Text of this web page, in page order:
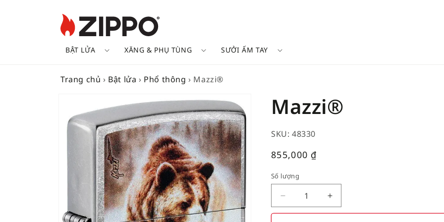
BẬT LỬA XĂNG & PHỤ TÙNG SƯỞI ẤM TAY
Trang chủ › Bật lửa › Phổ thông › Mazzi®
INFORMATION
Mazzi®
SKU: 48330
Giá
855,000 ₫
Số lượng
Decrease
quantity
Increase
quantity